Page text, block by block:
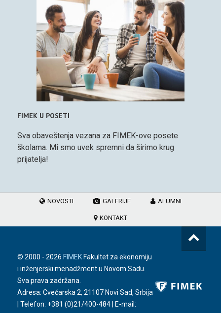
FIMEK U POSETI
Sva obaveštenja vezana za FIMEK-ove posete
školama. Mi smo uvek spremni da širimo krug
prijatelja!
NOVOSTI GALERIJE ALUMNI
KONTAKT
© 2000 - 2026 FIMEK Fakultet za ekonomiju
i inženjerski menadžment u Novom Sadu.
Sva prava zadržana.
Adresa: Cvećarska 2, 21107 Novi Sad, Srbija
| Telefon: +381 (0)21/400-484 | E-mail: